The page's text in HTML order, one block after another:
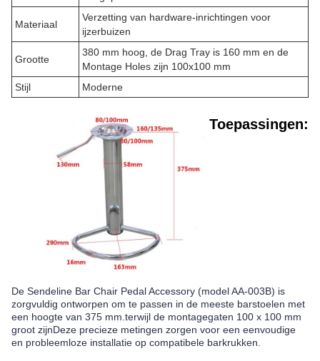
Materiaal
Verzetting van hardware-inrichtingen voor
ijzerbuizen
Grootte
380 mm hoog, de Drag Tray is 160 mm en de
Montage Holes zijn 100x100 mm
Stijl
Moderne
Toepassingen:
De Sendeline Bar Chair Pedal Accessory (model AA-003B) is
zorgvuldig ontworpen om te passen in de meeste barstoelen met
een hoogte van 375 mm.terwijl de montagegaten 100 x 100 mm
groot zijnDeze precieze metingen zorgen voor een eenvoudige
en probleemloze installatie op compatibele barkrukken.